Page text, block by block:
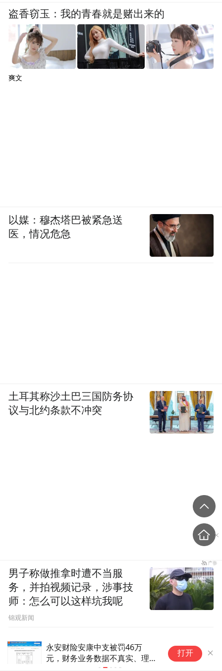
永安财险安康中支被罚46万
元，财务业务数据不真实、理赔
打开
盗香窃玉：我的青春就是赌出来的
爽文
以媒：穆杰塔巴被紧急送
医，情况危急
土耳其称沙土巴三国防务协
议与北约条款不冲突
男子称做推拿时遭不当服
务，并拍视频记录，涉事技
师：怎么可以这样坑我呢
锦观新闻